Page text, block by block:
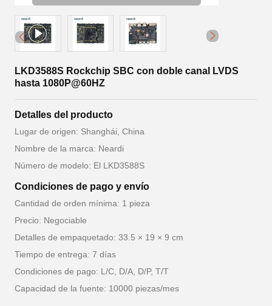
LKD3588S Rockchip SBC con doble canal LVDS
hasta 1080P@60HZ
Detalles del producto
Lugar de origen: Shanghái, China
Nombre de la marca: Neardi
Número de modelo: El LKD3588S
Condiciones de pago y envío
Cantidad de orden mínima: 1 pieza
Precio: Negociable
Detalles de empaquetado: 33.5 × 19 × 9 cm
Tiempo de entrega: 7 días
Condiciones de pago: L/C, D/A, D/P, T/T
Capacidad de la fuente: 10000 piezas/mes